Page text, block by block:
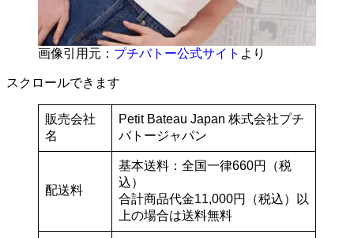
画像引用元： プチバトー公式サイト より
スクロールできます
販売会社
名
Petit Bateau Japan 株式会社プチ
バトージャパン
配送料
基本送料：全国一律660円（税
込）
合計商品代金11,000円（税込）以
上の場合は送料無料